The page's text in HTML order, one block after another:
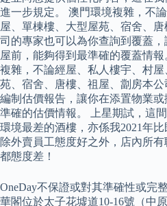
進一步規定。 澳門環境複雜，不
屋、單棟樓、大型屋苑、宿舍、
司的專家也可以為你查詢到覆蓋
屋前，能夠得到最準確的覆蓋情
複雜，不論經屋、私人樓宇、村
苑、宿舍、唐樓、祖屋、劏房本
編制估價報告，讓你在添置物業
準確的估價情報。 上星期試，這
環境最差的酒樓，亦係我2021年
除外賣員工態度好之外，店內所
都態度差！
OneDay不保證或對其準確性或完
華閣位於太子花墟道10-16號（中